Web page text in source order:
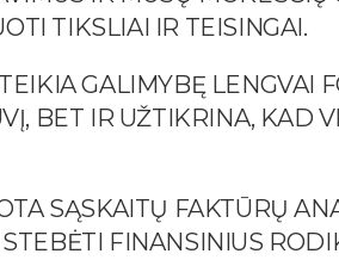
TIKSLIAI IR TEISINGAI.
GALIMYBĘ LENGVAI
BET IR UŽTIKRINA, KAD
SĄSKAITŲ FAKTŪRŲ
FINANSINIUS